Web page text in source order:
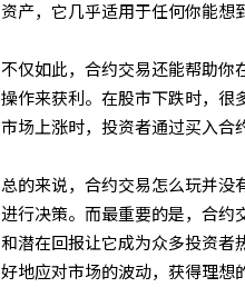
资产，它几乎适用于任何你能想
不仅如此，合约交易还能帮助你
操作来获利。在股市下跌时，很
市场上涨时，投资者通过买入合
总的来说，合约交易怎么玩并没
进行决策。而最重要的是，合约
和潜在回报让它成为众多投资者
好地应对市场的波动，获得理想